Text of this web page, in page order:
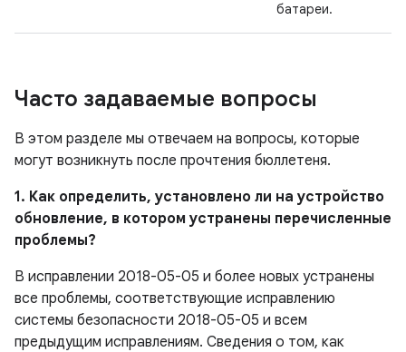
батареи.
Часто задаваемые вопросы
В этом разделе мы отвечаем на вопросы, которые
могут возникнуть после прочтения бюллетеня.
1. Как определить, установлено ли на устройство
обновление, в котором устранены перечисленные
проблемы?
В исправлении 2018-05-05 и более новых устранены
все проблемы, соответствующие исправлению
системы безопасности 2018-05-05 и всем
предыдущим исправлениям. Сведения о том, как